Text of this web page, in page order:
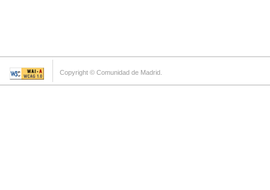
Copyright © Comunidad de Madrid.